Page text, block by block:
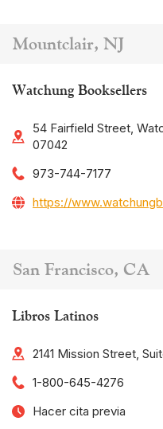
Mountclair, NJ
Watchung Booksellers
54 Fairfield Street,
07042
973-744-7177
https://
San Francisco, CA
Libros Latinos
2141 Mission Street,
1-800-645-4276
Hacer cita previa